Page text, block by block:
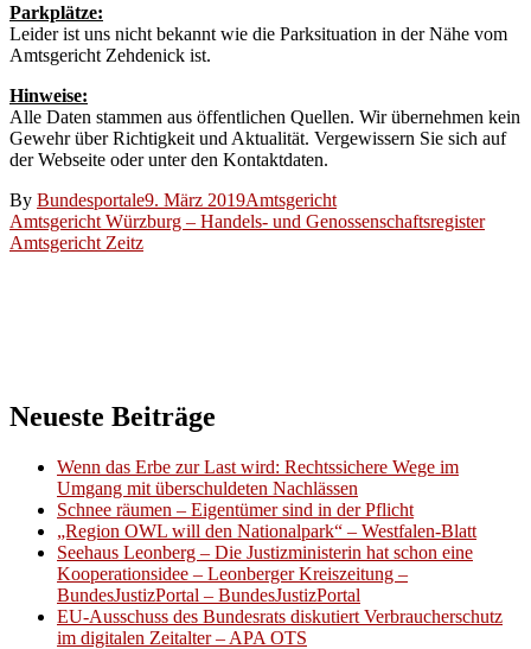
Parkplätze:
Leider ist uns nicht bekannt wie die Parksituation in der Nähe vom
Amtsgericht Zehdenick ist.
Hinweise:
Alle Daten stammen aus öffentlichen Quellen. Wir übernehmen kein
Gewehr über Richtigkeit und Aktualität. Vergewissern Sie sich auf
der Webseite oder unter den Kontaktdaten.
By Bundesportale9. März 2019Amtsgericht
Beitragsnavigation
Amtsgericht Würzburg – Handels- und Genossenschaftsregister
Amtsgericht Zeitz
Neueste Beiträge
Wenn das Erbe zur Last wird: Rechtssichere Wege im
Umgang mit überschuldeten Nachlässen
Schnee räumen – Eigentümer sind in der Pflicht
„Region OWL will den Nationalpark“ – Westfalen-Blatt
Seehaus Leonberg – Die Justizministerin hat schon eine
Kooperationsidee – Leonberger Kreiszeitung –
BundesJustizPortal – BundesJustizPortal
EU-Ausschuss des Bundesrats diskutiert Verbraucherschutz
im digitalen Zeitalter – APA OTS